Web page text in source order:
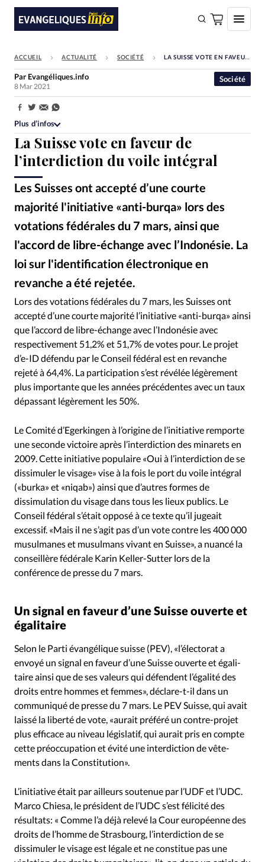
FAIRE UN DON
Faire un don
Eglises
Société
Monde
Bible
Toute l'actualité
Se connecter
Devise:CHF
RUBRIQUES
Toute l'actualité Bible Culture
Eglises
Histoire Laicité
Liberté religieuse
Mission
Monde People Politique
Religions
Société
ACCUEIL ACTUALITÉ SOCIÉTÉ LA SUISSE VOTE EN FAVEUR DE L’INTERDICTION DU VOILE INTÉGRAL
La Suisse vote en faveur de
l’interdiction du voile intégral
Les Suisses ont accepté d’une courte
majorité l'initiative «anti-burqa» lors des
votations fédérales du 7 mars, ainsi que
l'accord de libre-échange avec l’Indonésie. La
loi sur l'identification électronique en
revanche a été rejetée.
Société
Par Evangéliques.info
8 Mar 2021
Partager:
Plus d’infos
Lors des votations fédérales du 7 mars, les Suisses ont
accepté d’une courte majorité l’initiative «anti-burqa» ainsi
que l’accord de libre-échange avec l’Indonésie avec
respectivement 51,2% et 51,7% de votes pour. Le projet
d’e-ID défendu par le Conseil fédéral est en revanche
rejeté à 64,4%. La participation s’est révélée légèrement
plus importante que les années précédentes avec un taux
dépassant légèrement les 50%.
Le Comité d’Egerkingen à l’origine de l’initiative remporte
une seconde victoire après l’interdiction des minarets en
2009. Cette initiative populaire «Oui à l’interdiction de se
dissimuler le visage» vise à la fois le port du voile intégral
(«burka» et «niqab») ainsi que d’autres formes de
dissimulation du visage dans tous les lieux publics. Le
Conseil fédéral s’était opposé à ce texte qu’il jugeait
excessif. «Mais il ne s’agit pas d’un vote contre les 400 000
musulmanes et musulmans vivant en Suisse», a nuancé la
conseillère fédérale Karin Keller-Sutter lors de la
conférence de presse du 7 mars.
Un signal en faveur d’une Suisse ouverte et
éga­li­taire
Selon le Parti évangélique suisse (PEV), «l’électorat a
envoyé un signal en faveur d’une Suisse ouverte et éga­li­
taire ainsi que de ses valeurs qui défendent l’égalité des
droits entre hommes et femmes», déclare-t-il dans un
communiqué de presse du 7 mars. Le PEV Suisse, qui avait
laissé la liberté de vote, «aurait pré­féré un contre-projet
plus effi­cace au niveau légis­la­tif, qui aurait pris en compte
cette pré­oc­cu­pa­tion et évité une inter­dic­tion de vête­
ments dans la Consti­tu­tion».
L’initiative était par ailleurs soutenue par l’UDF et l’UDC.
Marco Chiesa, le président de l’UDC s’est félicité des
résultats: « Comme l’a déjà relevé la Cour européenne des
droits de l’homme de Strasbourg, l’interdiction de se
dissimuler le visage est légale et ne constitue pas une